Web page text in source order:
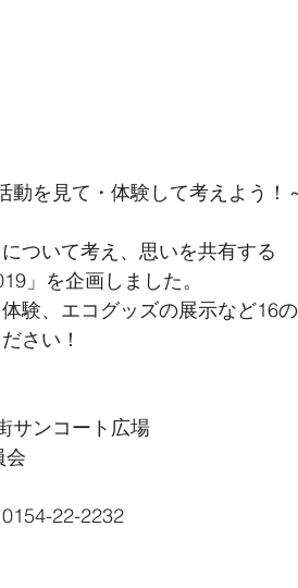
見て・体験して考えよう！
ついて考え、思いを共有する
」を企画しました。
験、エコグッズの展示など16の
さい！
サンコート広場
会
22-2232